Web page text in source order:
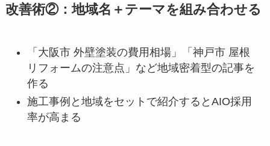
改善術②：地域名＋テーマを組み合わせる
「大阪市 外壁塗装の費用相場」「神戸市 屋根
リフォームの注意点」など地域密着型の記事を
作る
施工事例と地域をセットで紹介するとAIO採用
率が高まる